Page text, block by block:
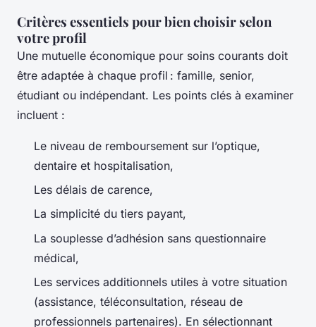
Critères essentiels pour bien choisir selon
votre profil
Une mutuelle économique pour soins courants doit
être adaptée à chaque profil : famille, senior,
étudiant ou indépendant. Les points clés à examiner
incluent :
Le niveau de remboursement sur l’optique,
dentaire et hospitalisation,
Les délais de carence,
La simplicité du tiers payant,
La souplesse d’adhésion sans questionnaire
médical,
Les services additionnels utiles à votre situation
(assistance, téléconsultation, réseau de
professionnels partenaires). En sélectionnant